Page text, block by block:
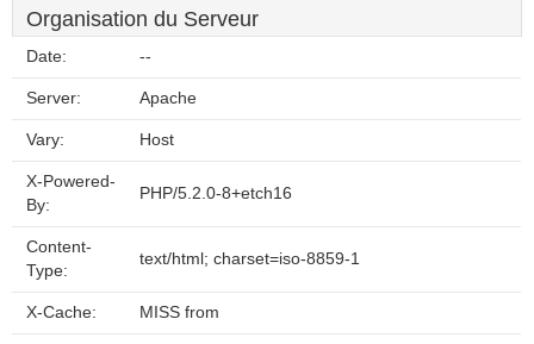
Organisation du Serveur
Date: --
Server: Apache
Vary: Host
X-Powered-
By:
PHP/5.2.0-8+etch16
Content-
Type:
text/html; charset=iso-8859-1
X-Cache: MISS from